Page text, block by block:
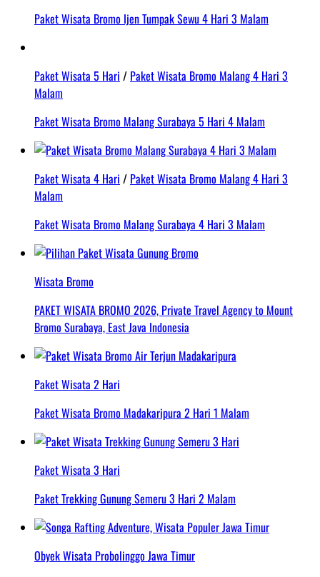
Paket Wisata Bromo Ijen Tumpak Sewu 4 Hari 3 Malam
Paket Wisata 5 Hari / Paket Wisata Bromo Malang 4 Hari 3
Malam
Paket Wisata Bromo Malang Surabaya 5 Hari 4 Malam
Paket Wisata 4 Hari / Paket Wisata Bromo Malang 4 Hari 3
Malam
Paket Wisata Bromo Malang Surabaya 4 Hari 3 Malam
Wisata Bromo
PAKET WISATA BROMO 2026, Private Travel Agency to Mount
Bromo Surabaya, East Java Indonesia
Paket Wisata 2 Hari
Paket Wisata Bromo Madakaripura 2 Hari 1 Malam
Paket Wisata 3 Hari
Paket Trekking Gunung Semeru 3 Hari 2 Malam
Obyek Wisata Probolinggo Jawa Timur